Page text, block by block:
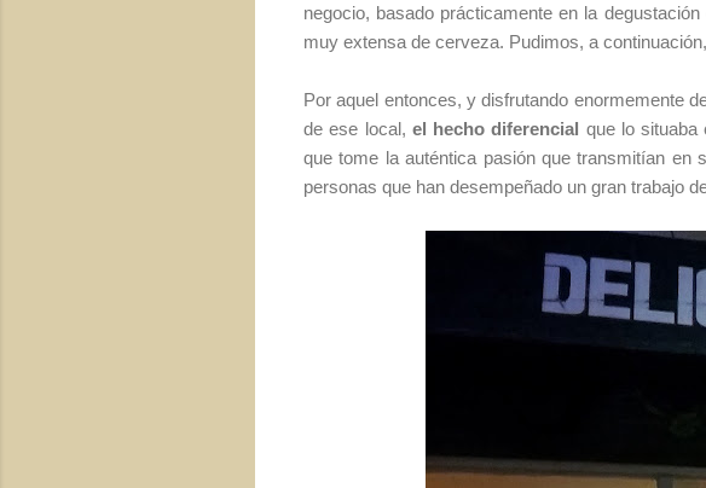
negocio, basado prácticamente en la
muy extensa de cerveza. Pudimos, a
Por aquel entonces, y disfrutando enormemente
de ese local, el hecho diferencial que lo situaba
que tome la auténtica pasión que transmitían en
personas que han desempeñado un gran trabajo